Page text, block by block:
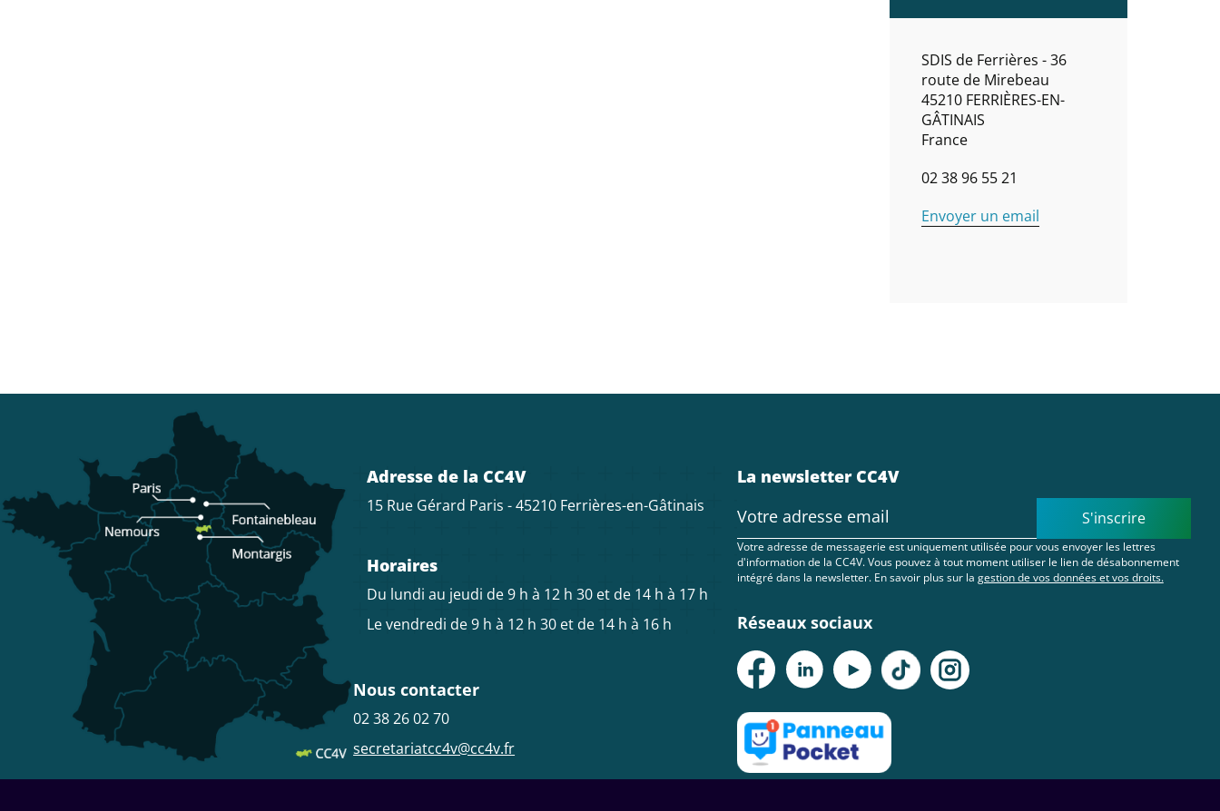
SDIS de Ferrières - 36
route de Mirebeau
45210 FERRIÈRES-EN-
GÂTINAIS
France
02 38 96 55 21
Envoyer un email
Adresse de la CC4V
15 Rue Gérard Paris - 45210 Ferrières-en-Gâtinais
Horaires
Du lundi au jeudi de 9 h à 12 h 30 et de 14 h à 17 h
Le vendredi de 9 h à 12 h 30 et de 14 h à 16 h
Nous contacter
02 38 26 02 70
secretariatcc4v@cc4v.fr
La newsletter CC4V
Votre adresse de messagerie est uniquement utilisée pour vous envoyer les lettres
d'information de la CC4V. Vous pouvez à tout moment utiliser le lien de désabonnement
intégré dans la newsletter. En savoir plus sur la gestion de vos données et vos droits.
S'inscrire
Réseaux sociaux